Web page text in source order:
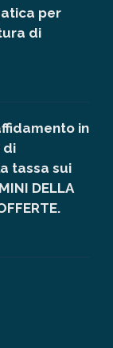
per
di
in
di
tassa sui
DELLA